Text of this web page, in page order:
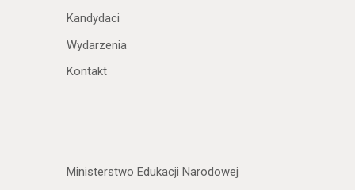
Kandydaci
Wydarzenia
Kontakt
Ministerstwo Edukacji Narodowej